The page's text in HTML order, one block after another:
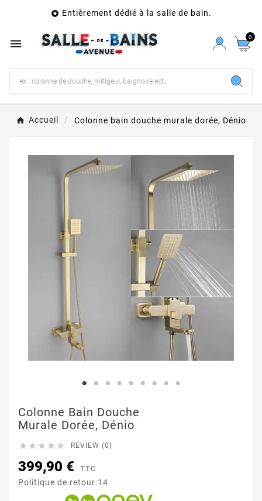
 Entièrement dédié à la salle de bain.
 0
Accueil Colonne bain douche murale dorée, Dénio
Colonne Bain Douche
Murale Dorée, Dénio
     REVIEW (0)
399,90 € TTC
Politique de retour:14